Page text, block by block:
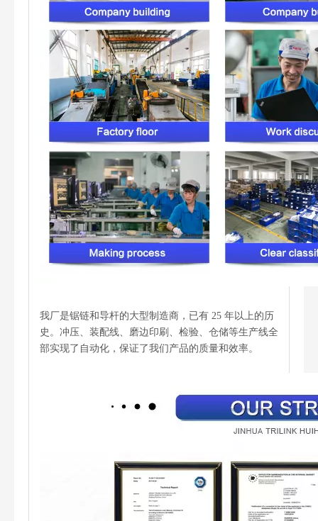
我厂是锯链和导杆的大型制造商，已有 25 年以上的历
史。冲压、装配线、磨边印刷、检验、仓储等生产线全
部实现了自动化，保证了我们产品的质量和效率。